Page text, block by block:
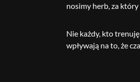
nosimy herb, za który
Nie każdy, kto
wpływają na to, że